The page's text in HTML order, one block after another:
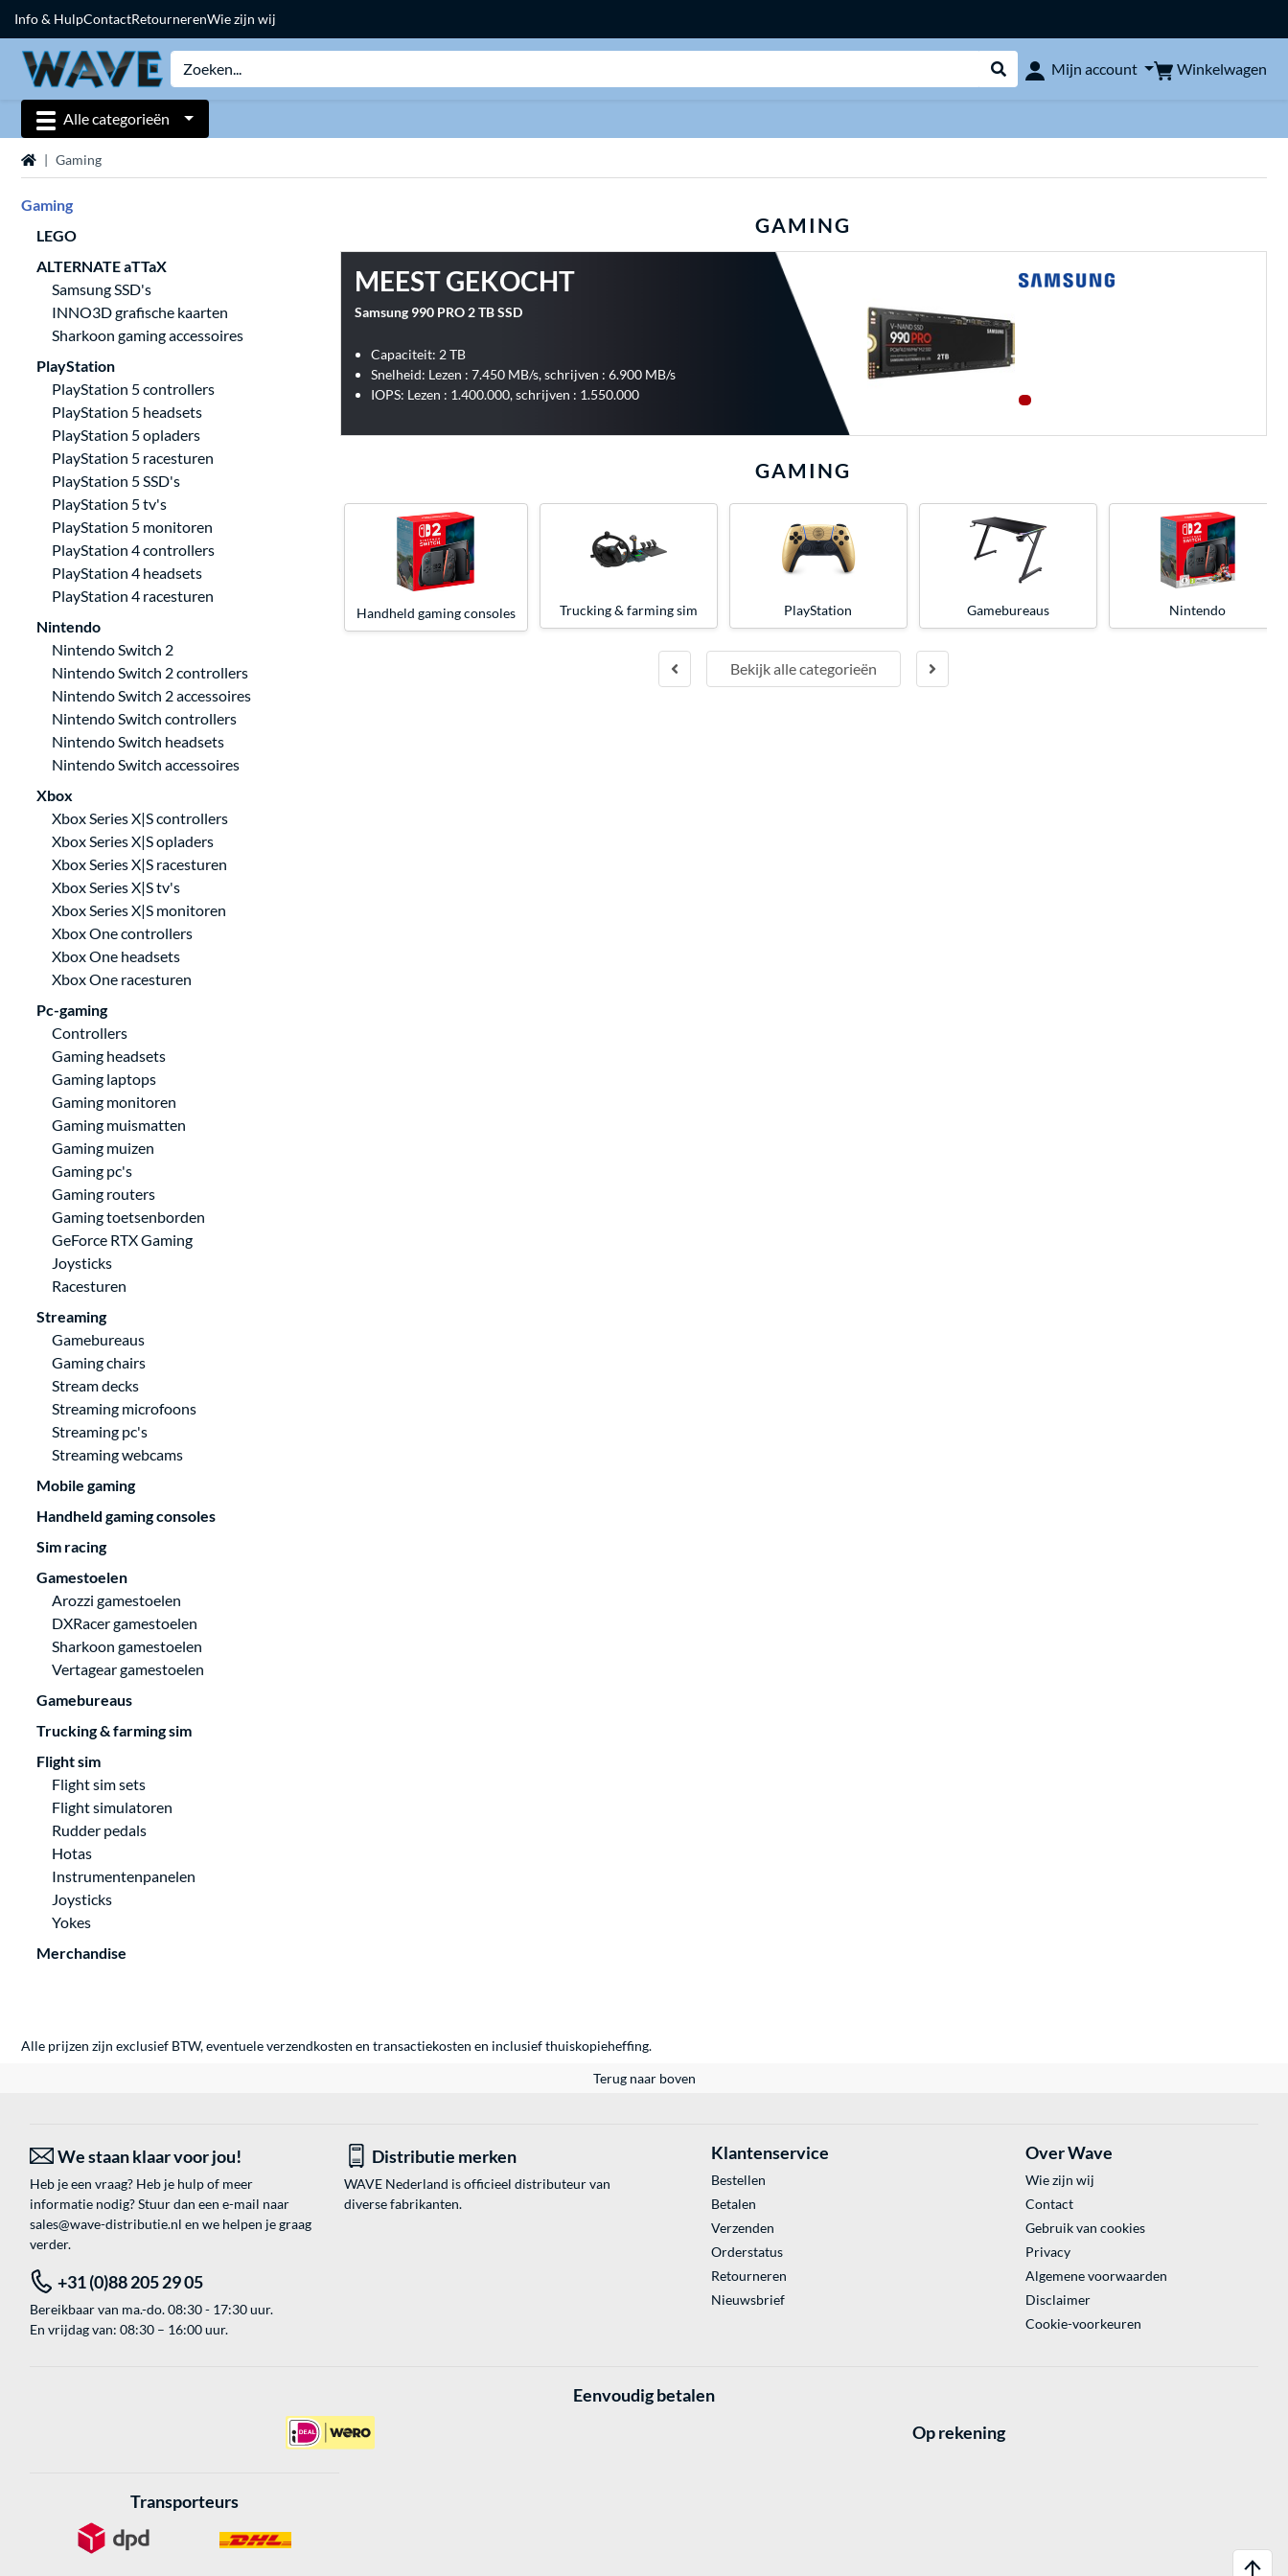
Info & HulpContactRetournerenWie zijn wij
Webshop doorzoeken
Mijn account Winkelwagen
Alle categorieën
HomeGaming
Gaming
LEGO
ALTERNATE aTTaX
Samsung SSD's
INNO3D grafische kaarten
Sharkoon gaming accessoires
PlayStation
PlayStation 5 controllers
PlayStation 5 headsets
PlayStation 5 opladers
PlayStation 5 racesturen
PlayStation 5 SSD's
PlayStation 5 tv's
PlayStation 5 monitoren
PlayStation 4 controllers
PlayStation 4 headsets
PlayStation 4 racesturen
Nintendo
Nintendo Switch 2
Nintendo Switch 2 controllers
Nintendo Switch 2 accessoires
Nintendo Switch controllers
Nintendo Switch headsets
Nintendo Switch accessoires
Xbox
Xbox Series X|S controllers
Xbox Series X|S opladers
Xbox Series X|S racesturen
Xbox Series X|S tv's
Xbox Series X|S monitoren
Xbox One controllers
Xbox One headsets
Xbox One racesturen
Pc-gaming
Controllers
Gaming headsets
Gaming laptops
Gaming monitoren
Gaming muismatten
Gaming muizen
Gaming pc's
Gaming routers
Gaming toetsenborden
GeForce RTX Gaming
Joysticks
Racesturen
Streaming
Gamebureaus
Gaming chairs
Stream decks
Streaming microfoons
Streaming pc's
Streaming webcams
Mobile gaming
Handheld gaming consoles
Sim racing
Gamestoelen
Arozzi gamestoelen
DXRacer gamestoelen
Sharkoon gamestoelen
Vertagear gamestoelen
Gamebureaus
Trucking & farming sim
Flight sim
Flight sim sets
Flight simulatoren
Rudder pedals
Hotas
Instrumentenpanelen
Joysticks
Yokes
Merchandise
GAMING
MEEST GEKOCHT
Samsung 990 PRO 2 TB SSD
Capaciteit: 2 TB
Snelheid: Lezen : 7.450 MB/s, schrijven : 6.900 MB/s
IOPS: Lezen : 1.400.000, schrijven : 1.550.000
GAMING
Bekijk alle categorieën
Handheld gaming consoles Trucking & farming sim PlayStation Gamebureaus Nintendo
Alle prijzen zijn exclusief BTW, eventuele verzendkosten en transactiekosten en inclusief thuiskopieheffing.
Terug naar boven
We staan klaar voor jou!
Heb je een vraag? Heb je hulp of meer
informatie nodig? Stuur dan een e-mail naar
sales@wave-distributie.nl en we helpen je graag
verder.
Distributie merken
WAVE Nederland is officieel distributeur van
diverse fabrikanten.
+31 (0)88 205 29 05
Bereikbaar van ma.-do. 08:30 - 17:30 uur.
En vrijdag van: 08:30 – 16:00 uur.
Klantenservice
Bestellen
Betalen
Verzenden
Orderstatus
Retourneren
Nieuwsbrief
Over Wave
Wie zijn wij
Contact
Gebruik van cookies
Privacy
Algemene voorwaarden
Disclaimer
Cookie-voorkeuren
Eenvoudig betalen
Op rekening
Transporteurs